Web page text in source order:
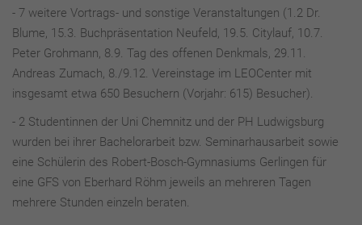
- 7 weitere Vortrags- und sonstige Veranstaltungen (1.2 Dr.
Blume, 15.3. Buchpräsentation Neufeld, 19.5. Citylauf, 10.7.
Peter Grohmann, 8.9. Tag des offenen Denkmals, 29.11.
Andreas Zumach, 8./9.12. Vereinstage im LEOCenter mit
insgesamt etwa 650 Besuchern (Vorjahr: 615) Besucher).
- 2 Studentinnen der Uni Chemnitz und der PH Ludwigsburg
wurden bei ihrer Bachelorarbeit bzw. Seminarhausarbeit sowie
eine Schülerin des Robert-Bosch-Gymnasiums Gerlingen für
eine GFS von Eberhard Röhm jeweils an mehreren Tagen
mehrere Stunden einzeln beraten.